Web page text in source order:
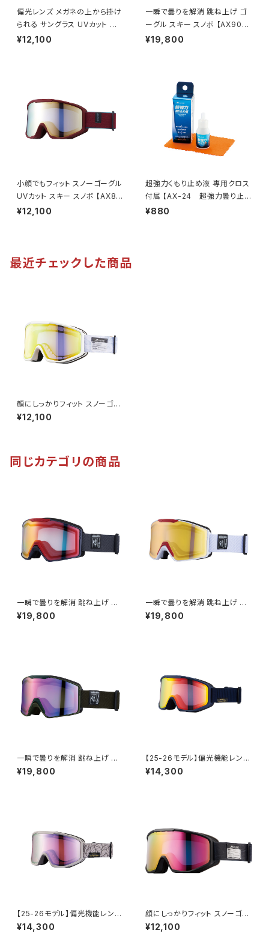
偏光レンズ メガネの上から掛け
られる サングラス UVカット 跳
ね上げタイプ 【FU-604PCS S
ウトドア 釣り ドライブ ランニン
グ ウォーキング [AXE アック
ス]
¥12,100
一瞬で曇りを解消 跳ね上げ ゴ
ーグル スキー スノボ 【AX900-
WCM GY】 マットグレー レッド
¥19,800
小顔でもフィット スノーゴーグル
UVカット スキー スノボ 【AX80
0-XS BO】 マットボルドー ゴー
アンフィット [AXE アックス]
¥12,100
超強力くもり止め液 専用クロス
付属 【AX-24 超強力曇り止め
液】 長時間持続 リキッドタイプ
¥880
最近チェックした商品
顔にしっかりフィット スノーゴー
グル UVカット スキー スノボ 【A
X800-WCM GO】 マットカラ
ンフィット [AXE アックス]
¥12,100
同じカテゴリの商品
一瞬で曇りを解消 跳ね上げ ゴ
ーグル スキー スノボ 【AX900-
WCM GY】 マットグレー レッド
¥19,800
一瞬で曇りを解消 跳ね上げ ゴ
ーグル ハイコン スキー スノボ
【AX900-WCM WT】 マットホ
¥19,800
一瞬で曇りを解消 跳ね上げ ゴ
ーグル スキー スノボ 【AX900-
WCM KH】 マットカーキ パープ
¥19,800
【25-26モデル】偏光機能レンズ
使用 スノーゴーグル UVカット
スキー スノボ 【AX800-WMP
E アックス]
¥14,300
【25-26モデル】偏光機能レンズ
使用 スノーゴーグル UVカット
スキー スノボ 【AX800-XSP B
¥14,300
顔にしっかりフィット スノーゴー
グル UVカット スキー スノボ 【A
X800-WCM PK】 マットカラー
¥12,100